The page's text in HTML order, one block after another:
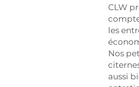
CLW
les
Nos
aussi